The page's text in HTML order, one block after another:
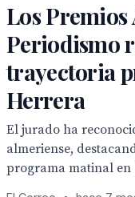
Los
Periodismo
trayectoria
Herrera
El jurado ha
almeriense,
programa matinal en